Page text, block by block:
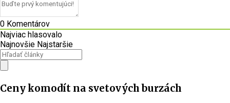
0 Komentárov
Najviac hlasovalo
Najnovšie Najstaršie
Ceny komodít na svetových burzách